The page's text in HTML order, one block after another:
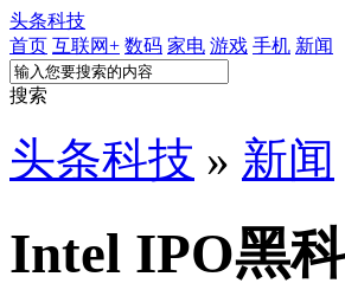
头条科技
首页 互联网+ 数码 家电 游戏 手机 新闻
搜索
头条科技 » 新闻
Intel IPO黑